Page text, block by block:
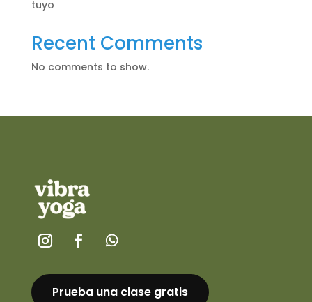
tuyo
Recent Comments
No comments to show.
Prueba una clase gratis